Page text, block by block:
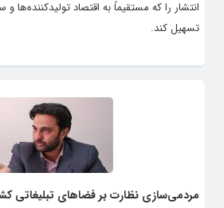
انتشار را که مستقیماً به اقتصاد تولیدکننده‌ها
تسهیل کند.
مردمی‌سازی نظارت بر فضاهای تبلیغاتی